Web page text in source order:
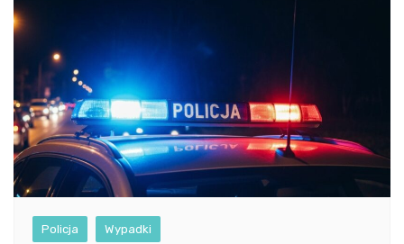
Policja Wypadki